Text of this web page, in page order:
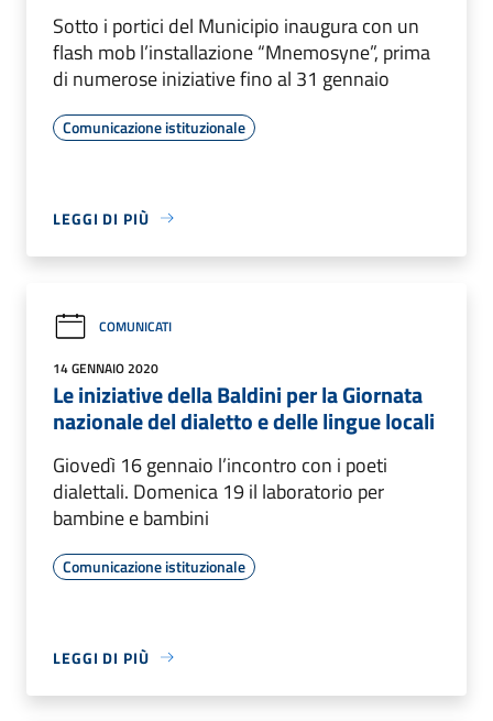
Sotto i portici del Municipio inaugura con un
flash mob l’installazione “Mnemosyne”, prima
di numerose iniziative fino al 31 gennaio
Comunicazione istituzionale
LEGGI DI PIÙ
COMUNICATI
14 GENNAIO 2020
Le iniziative della Baldini per la Giornata
nazionale del dialetto e delle lingue locali
Giovedì 16 gennaio l’incontro con i poeti
dialettali. Domenica 19 il laboratorio per
bambine e bambini
Comunicazione istituzionale
LEGGI DI PIÙ